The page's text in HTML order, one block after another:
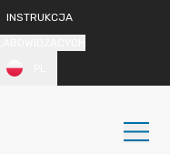
INSTRUKCJA